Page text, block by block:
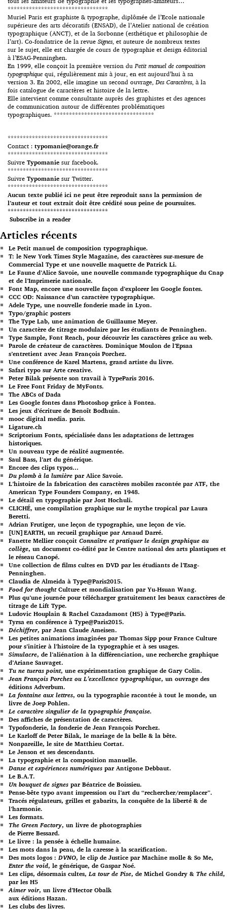
*********************************
Muriel Paris est graphiste & typographe, diplômée de l’Ecole nationale
supérieure des arts décoratifs (ENSAD), de l’Atelier national de création
typographique (ANCT), et de la Sorbonne (esthétique et philosophie de
l’art). Co-fondatrice de la revue Signes, et auteure de nombreux textes
sur le sujet, elle est chargée de cours de typographie et design éditorial
à l’ESAG-Penninghen.
En 1999, elle conçoit la première version duPetit manuel de composition
typographique qui, régulièrement mis à jour, en est aujourd’hui à sa
version 3. En 2002, elle imagine un second ouvrage, Des Caractères, à la
fois catalogue de caractères et histoire de la lettre.
Elle intervient comme consultante auprès des graphistes et des agences
de communication autour de différentes problématiques
typographiques. *********************************
*********************************
Contact : typomanie@orange.fr
*********************************
Suivre Typomanie sur facebook.
*********************************
Suivre Typomanie sur Twitter.
*********************************
Aucun texte publié ici ne peut être reproduit sans la permission de
l’auteur et tout extrait doit être crédité sous peine de poursuites.
*********************************
Subscribe in a reader
Articles récents
Le Petit manuel de composition typographique.
T: le New York Times Style Magazine, des caractères sur-mesure de
Commercial Type et une nouvelle maquette de Patrick Li.
Le Faune d’Alice Savoie, une nouvelle commande typographique du Cnap
et de l’Imprimerie nationale.
Font Map, encore une nouvelle façon d’explorer les Google fontes.
CCC OD: Naissance d’un caractère typographique.
Adele Type, une nouvelle fonderie made in Lyon.
Typo/graphic posters
The Type Lab, une animation de Guillaume Meyer.
Un caractère de titrage modulaire par les étudiants de Penninghen.
Type Sample, Font Reach, pour découvrir les caractères grâce au web.
Parole de créateur de caractères. Dominique Moulon de l’Epsaa
s’entretient avec Jean François Porchez.
Une conférence de Karel Martens, grand artiste du livre.
Safari typo sur Arte creative.
Peter Bilak présente son travail à TypeParis 2016.
Le Free Font Friday de MyFonts.
The ABCs of Dada
Les Google fontes dans Photoshop grâce à Fontea.
Les jeux d’écriture de Benoît Bodhuin.
mooc digital media. paris.
Ligature.ch
Scriptorium Fonts, spécialisée dans les adaptations de lettrages
historiques.
Un nouveau type de réalité augmentée.
Saul Bass, l’art du générique.
Encore des clips typos…
Du plomb à la lumière par Alice Savoie.
L’histoire de la fabrication des caractères mobiles racontée par ATF, the
American Type Founders Company, en 1948.
Le détail en typographie par Jost Hochuli.
CLICHÉ, une compilation graphique sur le mythe tropical par Laura
Beretti.
Adrian Frutiger, une leçon de typographie, une leçon de vie.
[UN]EARTH, un recueil graphique par Arnaud Darré.
Fanette Mellier conçoit Connaître et pratiquer le design graphique au
collège, un document co-édité par le Centre national des arts plastiques et
le réseau Canopé.
Une collection de films cultes en DVD par les étudiants de l’Esag-
Penninghen.
Claudia de Almeida à Type@Paris2015.
Food for thoughtCulture et mondialisation par Yu-Hsuan Wang.
Plus qu’une journée pour télécharger gratuitement les beaux caractères de
titrage de Lift Type.
Ludovic Houplain & Rachel Cazadamont (H5) à Type@Paris.
Tyrsa en conférence à Type@Paris2015.
Déchiffrer, par Jean Claude Ameisen.
Les petites animations imaginées par Thomas Sipp pour France Culture
pour s’initier à l’histoire de la typographie et à ses usages.
Simulacre, de l’aliénation à la différenciation, une recherche graphique
d’Ariane Sauvaget.
Tu ne tueras point, une expérimentation graphique de Gary Colin.
Jean François Porchez ou L’excellence typographique, un ouvrage des
éditions Adverbum.
La fontaine aux lettres, ou la typographie racontée à tout le monde, un
livre de Joep Pohlen.
Le caractère singulier de la typographie française.
Des affiches de présentation de caractères.
Typofonderie, la fonderie de Jean François Porchez.
Le Karloff de Peter Bilak, le mariage de la belle & la bête.
Nonpareille, le site de Matthieu Cortat.
Le Jenson et ses descendants.
La typographie et la composition manuelle.
Danse et expériences numériques par Antigone Debbaut.
Le B.A.T.
Un bouquet de signes par Béatrice de Boissieu.
Pense-bête typo avant impression ou l’art du “rechercher/remplacer”.
Tracés régulateurs, grilles et gabarits, la conquête de la liberté & de
l’harmonie.
Les formats.
The Green Factory, un livre de photographies
de Pierre Bessard.
Le livre : la pensée à échelle humaine.
Les mots dans la peau, de la caresse à la scarification.
Des mots logos :DVNO, le clip de Justice par Machine molle & So Me,
Enter the void, le générique, de Gaspar Noé.
Les clips, désormais cultes,La tour de Pise, de Michel Gondry & The child,
par les H5
Aimer voir, un livre d’Hector Obalk
aux éditions Hazan.
Les clubs des livres.